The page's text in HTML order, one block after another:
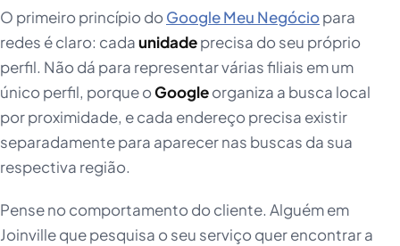
O primeiro princípio doGoogle Meu Negóciopara
redes é claro: cadaunidadeprecisa do seu próprio
perfil. Não dá para representar várias filiais em um
único perfil, porque oGoogleorganiza a busca local
por proximidade, e cada endereço precisa existir
separadamente para aparecer nas buscas da sua
respectiva região.
Pense no comportamento do cliente. Alguém em
Joinville que pesquisa o seu serviço quer encontrar a